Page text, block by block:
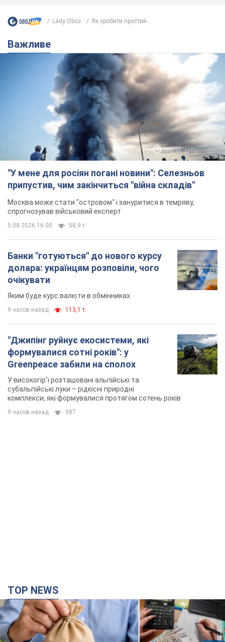
Lady Oboz Як зробити простий...
Важливе
"У мене для росіян погані новини": Селезньов
припустив, чим закінчиться "війна складів"
Москва може стати "островом" і зануритися в темряву,
спрогнозував військовий експерт
5.08.2026 16:00 58,9 т.
Банки "готуються" до нового курсу
долара: українцям розповіли, чого
очікувати
Яким буде курс валюти в обмінниках
9 часов назад 113,1 т.
"Джипінг руйнує екосистеми, які
формувалися сотні років": у
Greenpeace забили на сполох
У високогір'ї розташовані альпійські та
субальпійські луки – рідкісні природні
комплекси, які формувалися протягом сотень років
9 часов назад 987
TOP NEWS